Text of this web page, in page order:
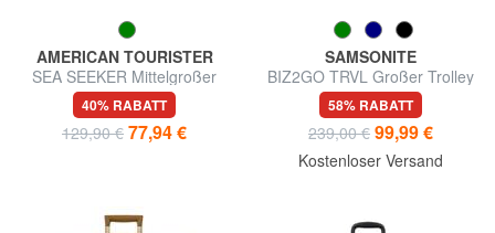
AMERICAN TOURISTER
SEA SEEKER Mittelgroßer
Trolley
40% RABATT
129,90 € 77,94 €
SAMSONITE
BIZ2GO TRVL Großer Trolley
58% RABATT
239,00 € 99,99 €
Kostenloser Versand